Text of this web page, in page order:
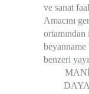
ve sanat
Amacını
benzeri